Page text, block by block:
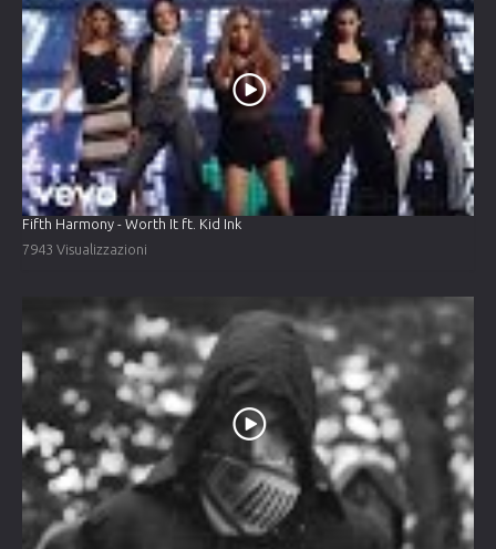
Fifth Harmony - Worth It ft. Kid Ink
7943 Visualizzazioni